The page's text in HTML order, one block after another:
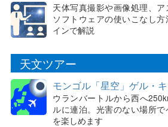
天体写真撮影や画像処理、
ソフトウェアの使いこなし
インで解説
天文ツアー
モンゴル「星空」ゲル・
ウランバートルから西へ
ルに連泊。光害のない場所
を楽しめます